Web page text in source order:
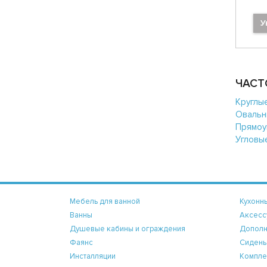
Мебель для ванной
Ванны
Душевые кабины и ограждения
Фаянс
Инсталляции